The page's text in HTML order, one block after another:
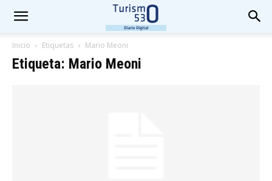
Inicio Etiquetas Mario Meoni
Etiqueta: Mario Meoni